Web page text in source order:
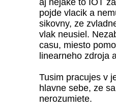
aj nejake to IOT
pojde vlacik a
sikovny, ze
vlak neusiel.
casu, miesto
linearneho zdroja
Tusim pracujes v
hlavne sebe, ze
nerozumiete.